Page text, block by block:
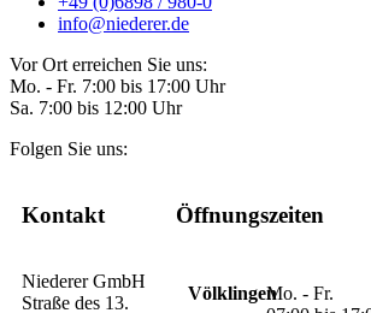
info@niederer.de
Vor Ort erreichen Sie uns:
Mo. - Fr. 7:00 bis 17:00 Uhr
Sa. 7:00 bis 12:00 Uhr
Folgen Sie uns:
Kontakt
Niederer GmbH
Straße des 13.
Öffnungszeiten
VölklingenMo. - Fr.